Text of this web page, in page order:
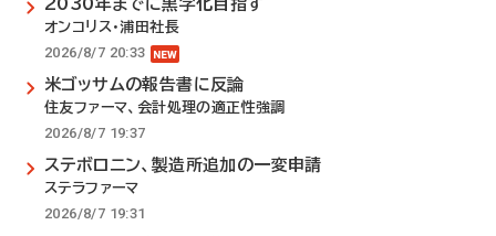
2030年までに黒字化目指す
オンコリス・浦田社長
2026/8/7 20:33
米ゴッサムの報告書に反論
住友ファーマ、会計処理の適正性強調
2026/8/7 19:37
ステボロニン、製造所追加の一変申請
ステラファーマ
2026/8/7 19:31